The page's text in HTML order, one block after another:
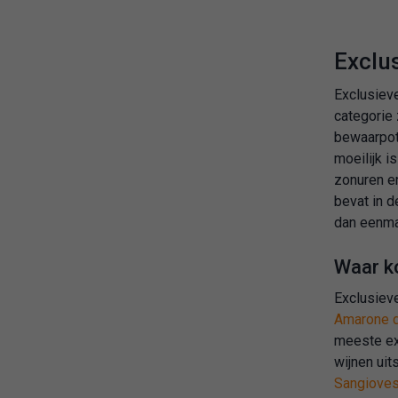
categorie
moeilijk
zonuren
bevat in
dan
Waar
Amarone
meeste
wijnen